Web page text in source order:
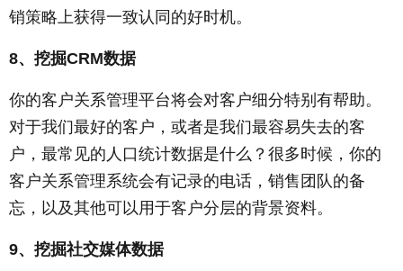
销策略上获得一致认同的好时机。
8、挖掘CRM数据
你的客户关系管理平台将会对客户细分特别有帮助。
对于我们最好的客户，或者是我们最容易失去的客
户，最常见的人口统计数据是什么？很多时候，你的
客户关系管理系统会有记录的电话，销售团队的备
忘，以及其他可以用于客户分层的背景资料。
9、挖掘社交媒体数据